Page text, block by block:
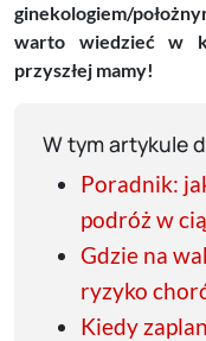
ginekologiem/
warto wiedzieć w
przyszłej mamy!
W tym artykule
Poradnik:
podróż w
Gdzie na
ryzyko
Kiedy